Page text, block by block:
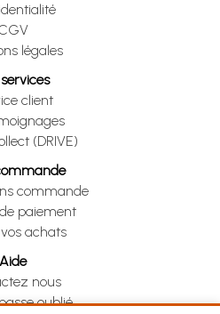
légales
client
(DRIVE)
commande
paiement
achats
Aide
nous
oublié